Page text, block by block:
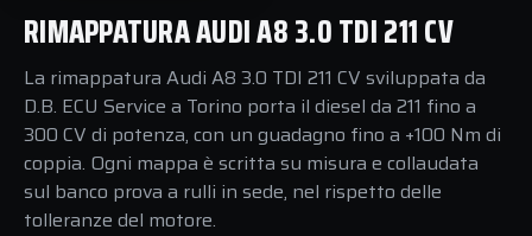
RIMAPPATURA AUDI A8 3.0 TDI 211 CV
La rimappatura Audi A8 3.0 TDI 211 CV sviluppata da
D.B. ECU Service a Torino porta il diesel da 211 fino a
300 CV di potenza, con un guadagno fino a +100 Nm di
coppia. Ogni mappa è scritta su misura e collaudata
sul banco prova a rulli in sede, nel rispetto delle
tolleranze del motore.